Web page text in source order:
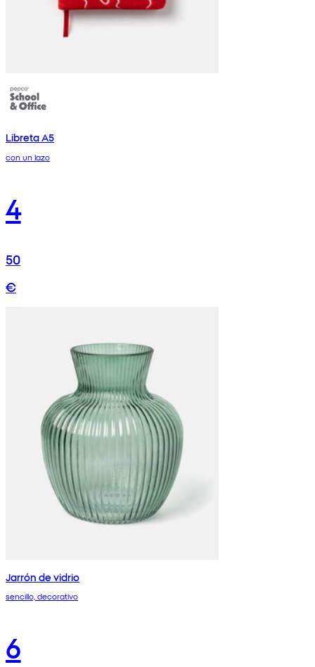
Libreta A5
con un lazo
4
50
€
Jarrón de vidrio
sencillo, decorativo
6